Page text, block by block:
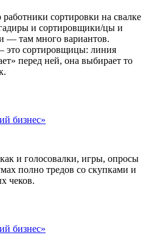
сортировки на свалке
и сортировщики/цы и
— там много вариантов.
сортировщицы: линия
перед ней, она выбирает то
бизнес»
и голосовалки, игры, опросы
полно тредов со скупками и
чеков.
бизнес»